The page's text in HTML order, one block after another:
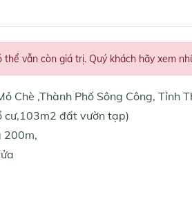
vẫn còn giá trị. Quý khách hãy xem
Chè ,Thành Phố Sông Công, Tỉnh
cư,103m2 đất vườn tạp)
200m,